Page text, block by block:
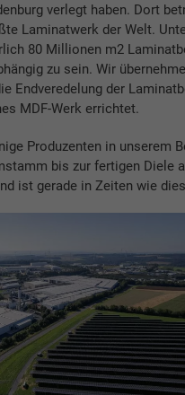
verlegt haben. Dort
Laminatwerk der Welt.
80 Millionen m2
zu sein. Wir
Endveredelung der
MDF-Werk errichtet.
Produzenten in unserem
bis zur fertigen Diele
ist gerade in Zeiten wie